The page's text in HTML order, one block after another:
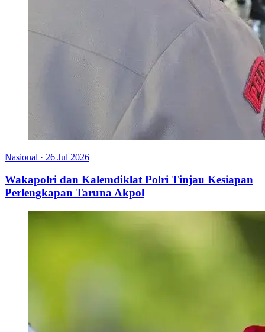
Nasional · 26 Jul 2026
Wakapolri dan Kalemdiklat Polri Tinjau Kesiapan
Perlengkapan Taruna Akpol